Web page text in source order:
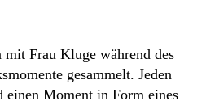
mit Frau Kluge während des
gesammelt. Jeden
Moment in Form eines